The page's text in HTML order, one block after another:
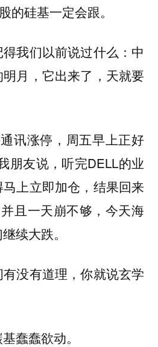
的硅基一定会跟。
我们以前说过什么：中
月，它出来了，天就要
讯涨停，周五早上正好
朋友说，听完DELL的业
上立即加仓，结果回来
且一天崩不够，今天海
续大跌。
没有道理，你就说玄学
蠢蠢欲动。